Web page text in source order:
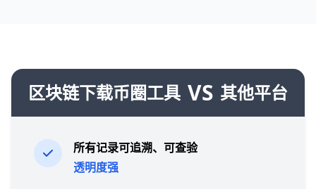
区块链下载币圈工具 VS 其他平台
所有记录可追溯、可查验
透明度强